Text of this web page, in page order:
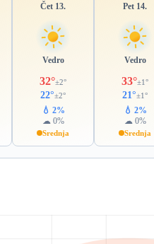
Čet 13.
Vedro
32°±2°
22°±2°
💧 2%
☁ 0%
Srednja
Pet 14.
Vedro
33°±1°
21°±1°
💧 2%
☁ 0%
Srednja